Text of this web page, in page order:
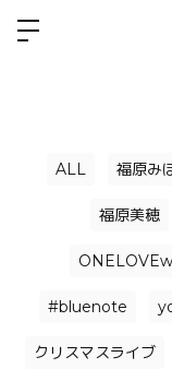
ALL 福原み
福原美穂
#bluenote
クリスマスライブ